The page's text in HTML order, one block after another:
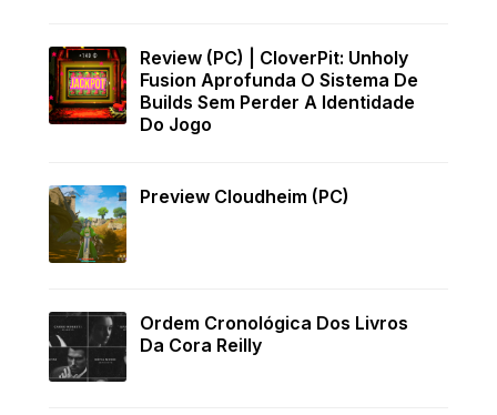
Review (PC) | CloverPit: Unholy
Fusion Aprofunda O Sistema De
Builds Sem Perder A Identidade
Do Jogo
Preview Cloudheim (PC)
Ordem Cronológica Dos Livros
Da Cora Reilly